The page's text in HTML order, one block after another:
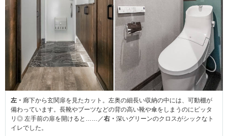
左・ 廊下から玄関扉を見たカット。左奥の細長い収納の中には、可動棚が
備わっています。長靴やブーツなどの背の高い靴や傘をしまうのにピッタ
リ◎ 左手前の扉を開けると……／右・ 深いグリーンのクロスがシックなト
イレでした。